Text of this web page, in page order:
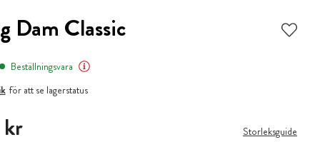
Dam Classic
Beställningsvara
för att se lagerstatus
Storleksguide